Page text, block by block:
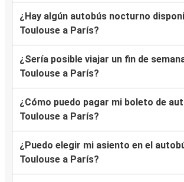
¿Hay algún autobús nocturno
Toulouse a París?
¿Sería posible viajar un fin de
Toulouse a París?
¿Cómo puedo pagar mi boleto de
Toulouse a París?
¿Puedo elegir mi asiento en el
Toulouse a París?